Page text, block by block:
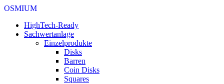
OSMIUM
HighTech-Ready
Sachwertanlage
Einzelprodukte
Disks
Barren
Coin Disks
Squares